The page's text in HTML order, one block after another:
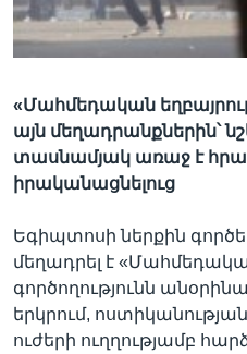
«Մահմեդական
այն մեղադրանքներին՝
տասնամյակ առաջ է
իրականացնելուց
Եգիպտոսի ներքին
մեղադրել է
գործողությունն
երկրում,
ուժերի ուղղությամբ